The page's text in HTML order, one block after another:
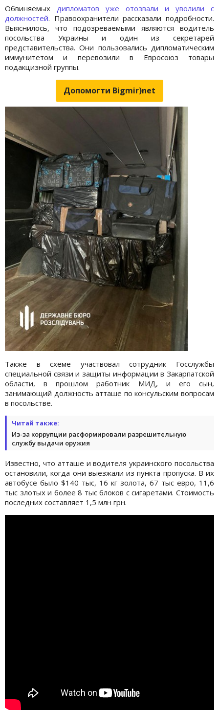
Обвиняемых дипломатов уже отозвали и уволили с
должностей. Правоохранители рассказали подробности.
Выяснилось, что подозреваемыми являются водитель
посольства Украины и один из секретарей
представительства. Они пользовались дипломатическим
иммунитетом и перевозили в Евросоюз товары
подакцизной группы.
Допомогти Bigmir)net
Также в схеме участвовал сотрудник Госслужбы
специальной связи и защиты информации в Закарпатской
области, в прошлом работник МИД, и его сын,
занимающий должность атташе по консульским вопросам
в посольстве.
Читай также:
Из-за коррупции расформировали разрешительную
службу выдачи оружия
Известно, что атташе и водителя украинского посольства
остановили, когда они выезжали из пункта пропуска. В их
автобусе было $140 тыс, 16 кг золота, 67 тыс евро, 11,6
тыс злотых и более 8 тыс блоков с сигаретами. Стоимость
последних составляет 1,5 млн грн.